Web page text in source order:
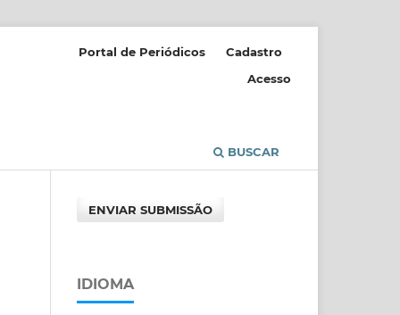
BUSCAR
Portal de Periódicos
Cadastro
Acesso
ENVIAR SUBMISSÃO
IDIOMA